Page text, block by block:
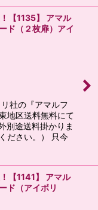
【1135】 アマル
（２枚扉）アイ
社の『アマルフ
地区送料無料にて
別途送料掛かりま
ださい。） 只今
【1141】 アマル
（アイボリ